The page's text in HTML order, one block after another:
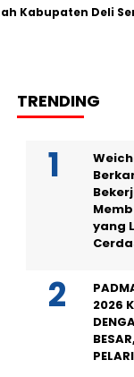
Deli Serdang
TRENDING
yang
2026